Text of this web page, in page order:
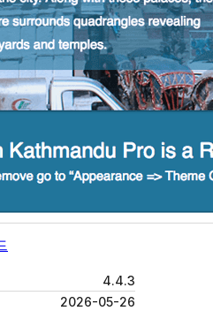
4.4.3
2026-05-26